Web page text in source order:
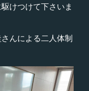
けつけて下さいま
んによる二人体制